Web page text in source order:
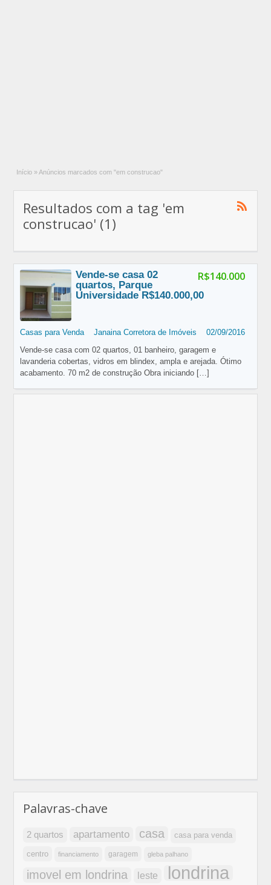
Início » Anúncios marcados com "em construcao"
Resultados com a tag 'em
construcao' (1)
R$140.000
Vende-se casa 02
quartos, Parque
Universidade R$140.000,00
Casas para Venda Janaina Corretora de Imóveis
02/09/2016
Vende-se casa com 02 quartos, 01 banheiro, garagem e
lavanderia cobertas, vidros em blindex, ampla e arejada. Ótimo
acabamento. 70 m2 de construção Obra iniciando […]
Palavras-chave
2 quartos apartamento casa casa para venda
centro financiamento garagem gleba palhano
imovel em londrina leste londrina